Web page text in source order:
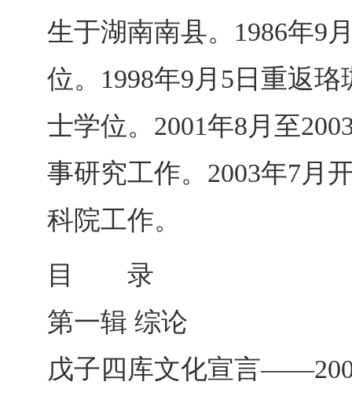
生于湖南南县。1986年9
位。1998年9月5日重返
士学位。2001年8月至
事研究工作。2003年7月
科院工作。
目 录
第一辑 综论
戊子四库文化宣言